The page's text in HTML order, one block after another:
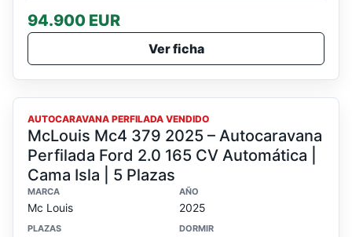
94.900 EUR
Ver ficha
VENDIDO
AUTOCARAVANA PERFILADA VENDIDO
McLouis Mc4 379 2025 – Autocaravana
Perfilada Ford 2.0 165 CV Automática |
Cama Isla | 5 Plazas
MARCA
Mc Louis
AÑO
2025
PLAZAS DORMIR